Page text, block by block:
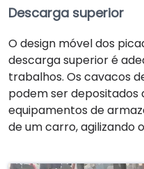
Descarga superior
O design móvel dos
descarga superior é
trabalhos. Os cavacos
podem ser
equipamentos de
de um carro, agilizando